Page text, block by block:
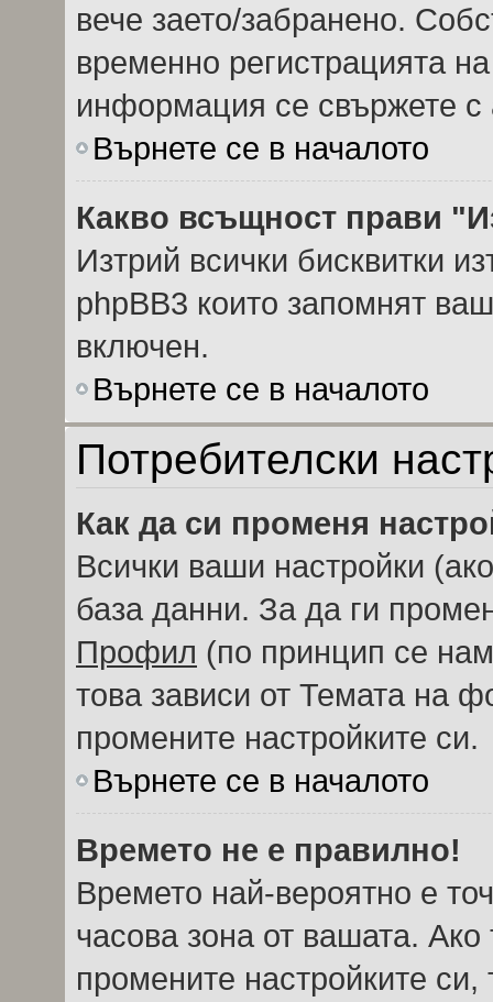
вече заето/забранено.
временно регистрацията
информация се свържете с
Върнете се в началото
Какво всъщност прави
Изтрий всички бисквитки
phpBB3 които запомнят
включен.
Върнете се в началото
Потребителски
Как да си променя
Всички ваши настройки
база данни. За да ги
Профил (по принцип се
това зависи от Темата на
промените настройките си.
Върнете се в началото
Времето не е правилно!
Времето най-вероятно е
часова зона от вашата.
промените настройките